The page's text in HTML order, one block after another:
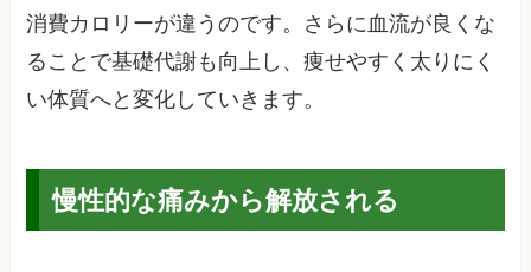
消費カロリーが違うのです。さらに血流が良くな
ることで基礎代謝も向上し、痩せやすく太りにく
い体質へと変化していきます。
慢性的な痛みから解放される